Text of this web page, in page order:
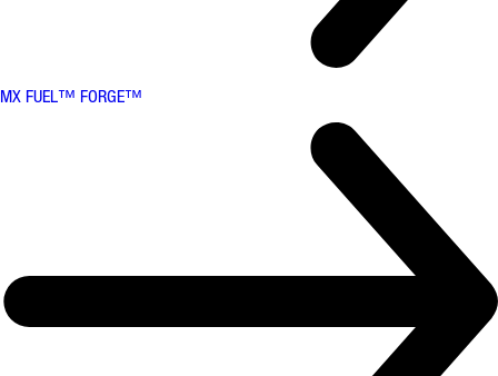
MX FUEL™ FORGE™